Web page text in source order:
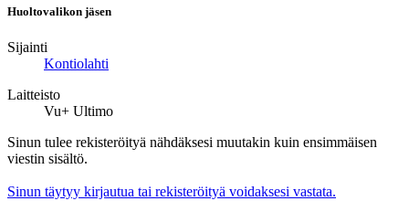
Huoltovalikon jäsen
Sijainti
Kontiolahti
Laitteisto
Vu+ Ultimo
Sinun tulee rekisteröityä nähdäksesi muutakin kuin ensimmäisen
viestin sisältö.
Sinun täytyy kirjautua tai rekisteröityä voidaksesi vastata.